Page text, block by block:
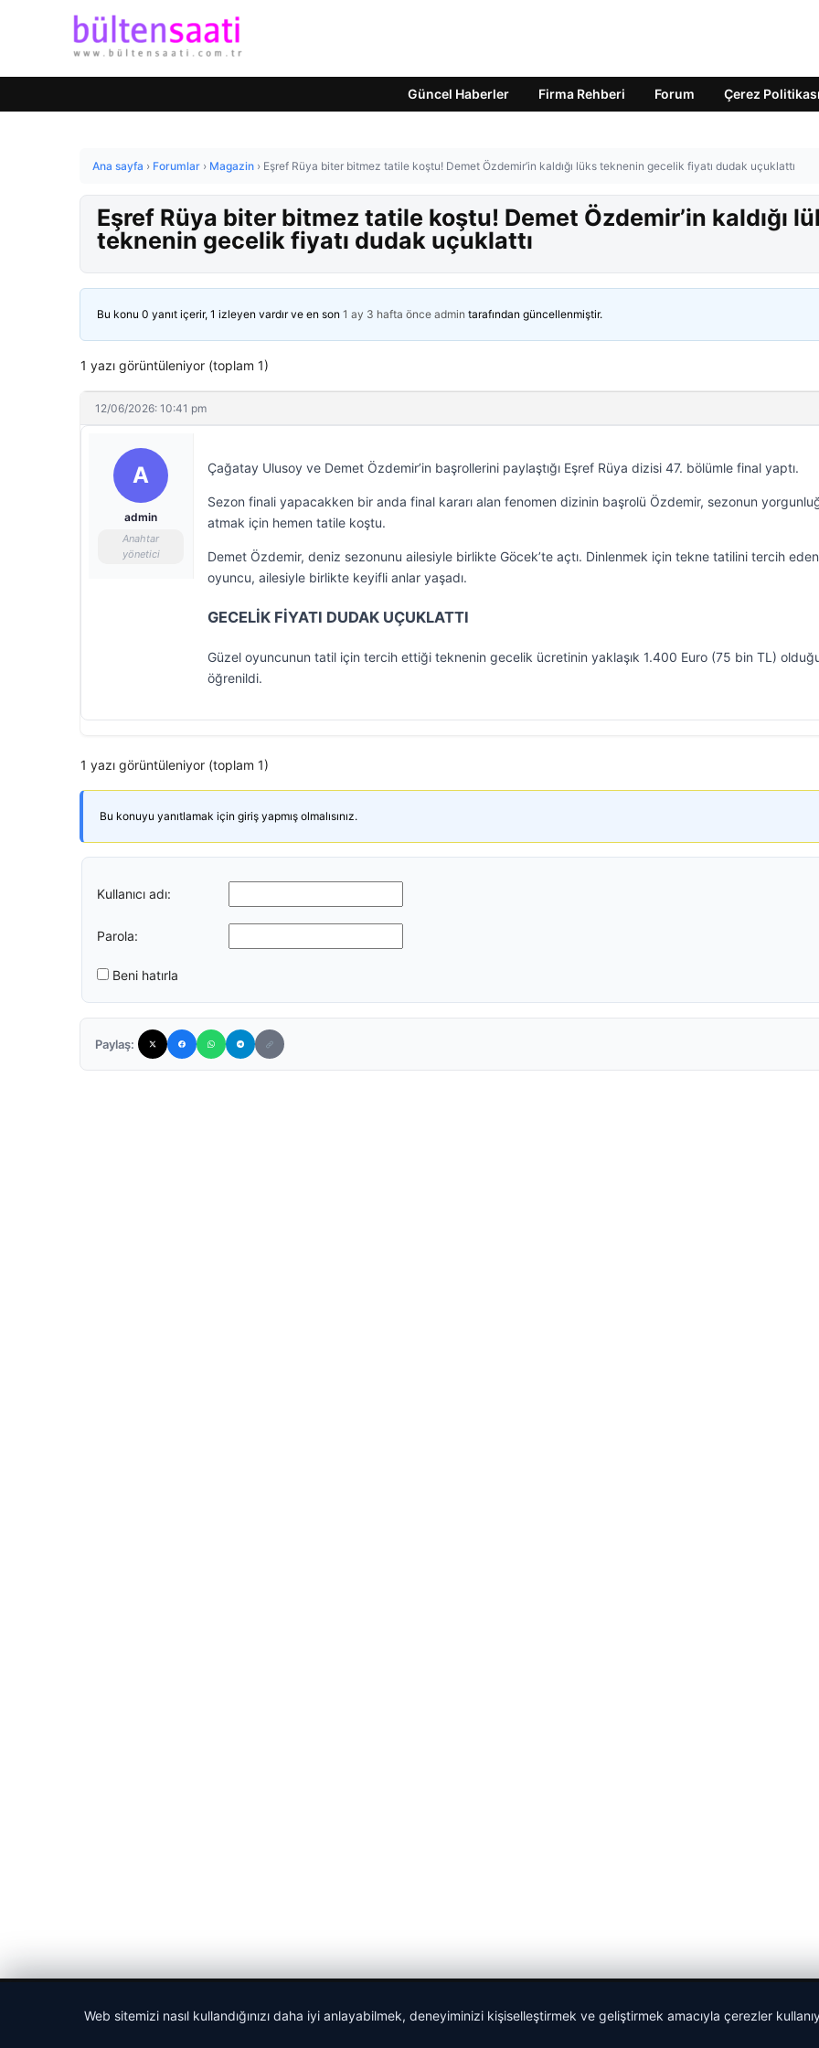
Güncel Haberler Firma Rehberi Forum Çerez Politikası
Ana sayfa › Forumlar › Magazin › Eşref Rüya biter bitmez tatile koştu! Demet Özdemir’in kaldığı lüks teknenin gecelik fiyatı dudak uçuklattı
Eşref Rüya biter bitmez tatile koştu! Demet Özdemir’in kaldığı
teknenin gecelik fiyatı dudak uçuklattı
Bu konu 0 yanıt içerir, 1 izleyen vardır ve en son 1 ay 3 hafta önce admin tarafından güncellenmiştir.
1 yazı görüntüleniyor (toplam 1)
12/06/2026: 10:41 pm
A
admin
Anahtar
yönetici
Çağatay Ulusoy ve Demet Özdemir’in başrollerini paylaştığı Eşref Rüya dizisi 47. bölümle final yaptı.
Sezon finali yapacakken bir anda final kararı alan fenomen dizinin başrolü Özdemir, sezonun
atmak için hemen tatile koştu.
Demet Özdemir, deniz sezonunu ailesiyle birlikte Göcek’te açtı. Dinlenmek için tekne tatilini tercih eden
oyuncu, ailesiyle birlikte keyifli anlar yaşadı.
GECELİK FİYATI DUDAK UÇUKLATTI
Güzel oyuncunun tatil için tercih ettiği teknenin gecelik ücretinin yaklaşık 1.400 Euro (75 bin TL)
öğrenildi.
1 yazı görüntüleniyor (toplam 1)
Bu konuyu yanıtlamak için giriş yapmış olmalısınız.
Kullanıcı adı:
Parola:
Beni hatırla
Paylaş:
Web sitemizi nasıl kullandığınızı daha iyi anlayabilmek, deneyiminizi kişiselleştirmek ve geliştirmek amacıyla çerezler